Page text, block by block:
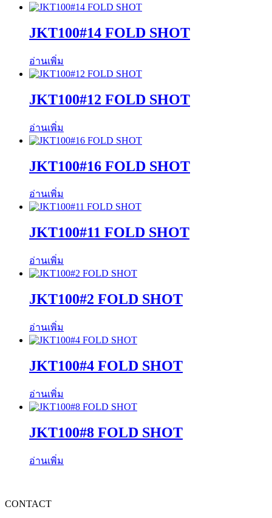
JKT100#14 FOLD SHOT
อ่านเพิ่ม
JKT100#12 FOLD SHOT
อ่านเพิ่ม
JKT100#16 FOLD SHOT
อ่านเพิ่ม
JKT100#11 FOLD SHOT
อ่านเพิ่ม
JKT100#2 FOLD SHOT
อ่านเพิ่ม
JKT100#4 FOLD SHOT
อ่านเพิ่ม
JKT100#8 FOLD SHOT
อ่านเพิ่ม
CONTACT